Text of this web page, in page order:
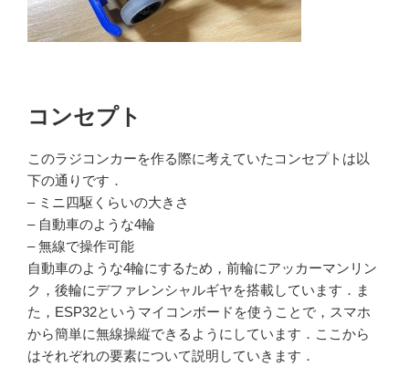
コンセプト
このラジコンカーを作る際に考えていたコンセプトは以
下の通りです．
– ミニ四駆くらいの大きさ
– 自動車のような4輪
– 無線で操作可能
自動車のような4輪にするため，前輪にアッカーマンリン
ク，後輪にデファレンシャルギヤを搭載しています．ま
た，ESP32というマイコンボードを使うことで，スマホ
から簡単に無線操縦できるようにしています．ここから
はそれぞれの要素について説明していきます．